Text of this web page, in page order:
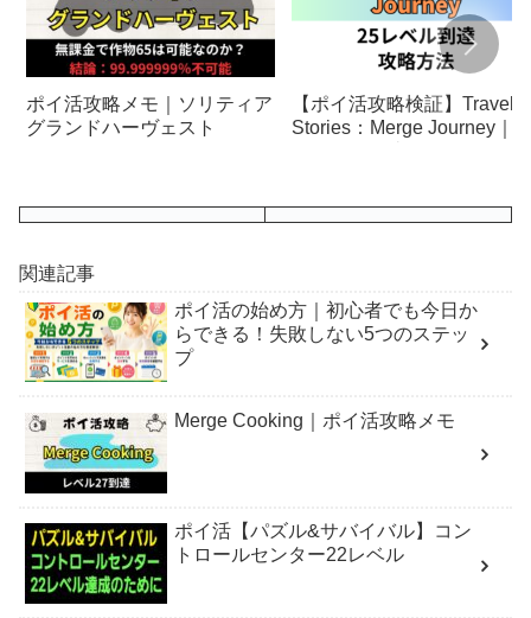
ポイ活攻略メモ｜ソリティア
グランドハーヴェスト
【ポイ活攻略検証】Travel
Stories：Merge Journey｜
関連記事
ポイ活の始め方｜初心者でも今日か
らできる！失敗しない5つのステッ
プ
Merge Cooking｜ポイ活攻略メモ
ポイ活【パズル&サバイバル】コン
トロールセンター22レベル